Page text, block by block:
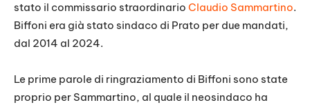
stato il commissario straordinario Claudio Sammartino.
Biffoni era già stato sindaco di Prato per due mandati,
dal 2014 al 2024.
Le prime parole di ringraziamento di Biffoni sono state
proprio per Sammartino, al quale il neosindaco ha